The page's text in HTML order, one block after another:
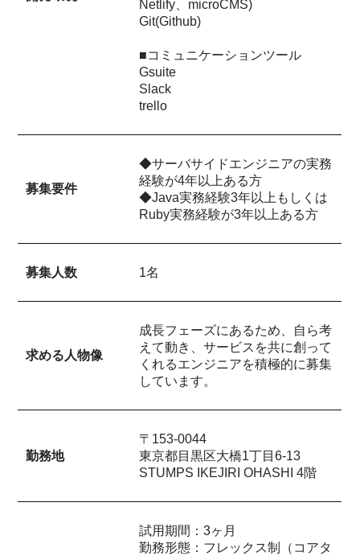
Netlify、microCMS)
Git(Github)
■コミュニケーションツール
Gsuite
Slack
trello
募集要件
◆サーバサイドエンジニアの実務
経験が4年以上ある方
◆Java実務経験3年以上もしくは
Ruby実務経験が3年以上ある方
募集人数 1名
求める人物像
成長フェーズにあるため、自ら考
えて動き、サービスを共に創って
くれるエンジニアを積極的に募集
しています。
勤務地
〒153-0044
東京都目黒区大橋1丁目6-13
STUMPS IKEJIRI OHASHI 4階
試用期間：3ヶ月
勤務形態：フレックス制（コアタ